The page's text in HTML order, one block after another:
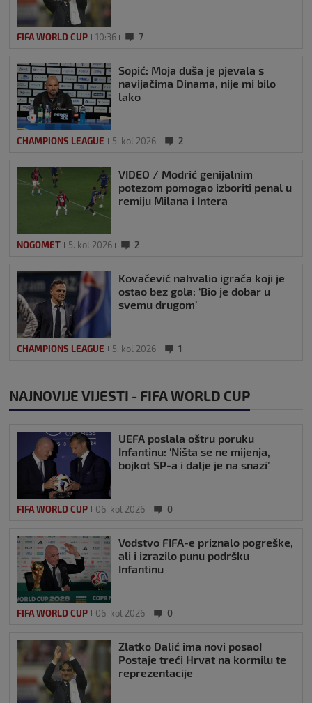
FIFA WORLD CUP 10:36 7
Sopić: Moja duša je pjevala s
navijačima Dinama, nije mi bilo
lako
CHAMPIONS LEAGUE 5. kol 2026 2
VIDEO / Modrić genijalnim
potezom pomogao izboriti penal u
remiju Milana i Intera
NOGOMET 5. kol 2026 2
Kovačević nahvalio igrača koji je
ostao bez gola: ‘Bio je dobar u
svemu drugom’
CHAMPIONS LEAGUE 5. kol 2026 1
NAJNOVIJE VIJESTI - FIFA WORLD CUP
UEFA poslala oštru poruku
Infantinu: ‘Ništa se ne mijenja,
bojkot SP-a i dalje je na snazi’
FIFA WORLD CUP 06. kol 2026 0
Vodstvo FIFA-e priznalo pogreške,
ali i izrazilo punu podršku
Infantinu
FIFA WORLD CUP 06. kol 2026 0
Zlatko Dalić ima novi posao!
Postaje treći Hrvat na kormilu te
reprezentacije